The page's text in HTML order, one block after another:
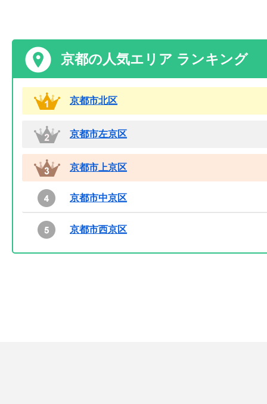
京都の人気エリア ランキング
京都市北区
京都市左京区
京都市上京区
京都市中京区
京都市西京区